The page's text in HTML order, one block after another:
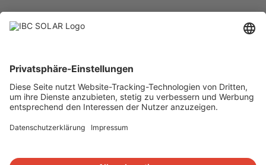
Über IBC SOLAR
von Energielösungen und Dienstleistungen im
Bereich Photovoltaik und Speicher. Das
Unternehmen bietet Komplettsysteme an und
deckt das gesamte Spektrum von der Planung
bis zur schlüsselfertigen Übergabe von
Energielösungen für Eigenheime, Gewerbe und